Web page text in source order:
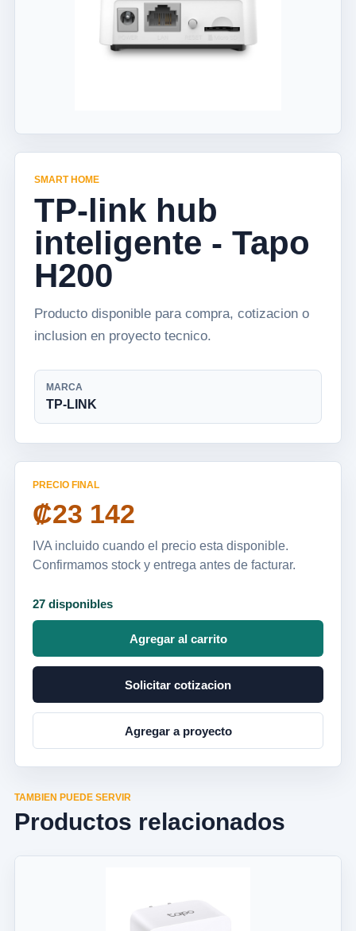
SMART HOME
TP-link hub
inteligente - Tapo
H200
Producto disponible para compra, cotizacion o
inclusion en proyecto tecnico.
MARCA
TP-LINK
PRECIO FINAL
₡23 142
IVA incluido cuando el precio esta disponible.
Confirmamos stock y entrega antes de facturar.
27 disponibles
Agregar al carrito
Solicitar cotizacion
Agregar a proyecto
TAMBIEN PUEDE SERVIR
Productos relacionados